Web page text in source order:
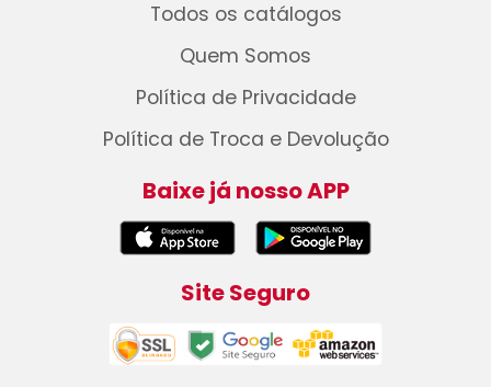
Todos os catálogos
Quem Somos
Política de Privacidade
Política de Troca e Devolução
Baixe já nosso APP
Site Seguro